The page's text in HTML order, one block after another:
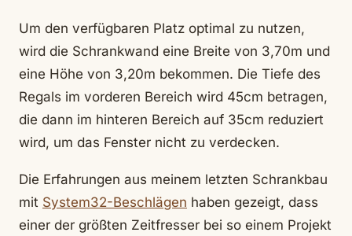
Um den verfügbaren Platz optimal zu nutzen,
wird die Schrankwand eine Breite von 3,70m und
eine Höhe von 3,20m bekommen. Die Tiefe des
Regals im vorderen Bereich wird 45cm betragen,
die dann im hinteren Bereich auf 35cm reduziert
wird, um das Fenster nicht zu verdecken.
Die Erfahrungen aus meinem letzten Schrankbau
mit System32-Beschlägen haben gezeigt, dass
einer der größten Zeitfresser bei so einem Projekt